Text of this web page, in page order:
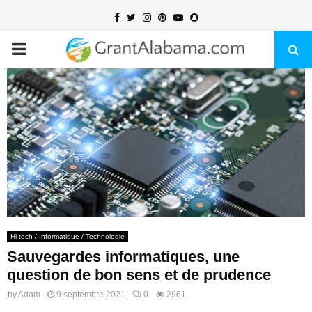
Facebook
TwitterInstagram
PinterestYoutubeSnapchat
PRIMARY
MENU
Hi-tech / Informatique / Technologie
Sauvegardes informatiques, une
question de bon sens et de prudence
byAdam 9 septembre 2021 0 2961